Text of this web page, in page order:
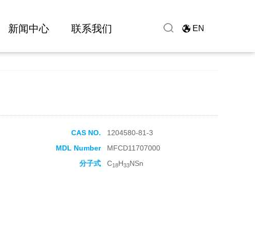
新闻中心 联系我们 EN
CAS NO.
1204580-81-3
MDL Number
MFCD11707000
分子式 C18H33NSn